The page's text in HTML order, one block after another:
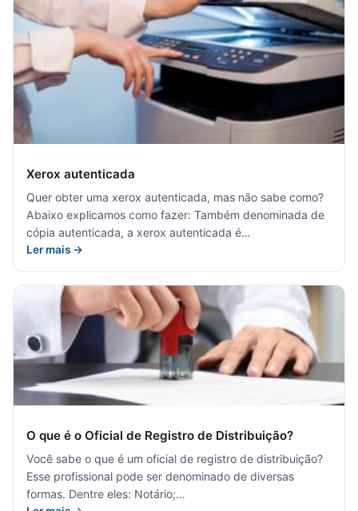
Xerox autenticada
Quer obter uma xerox autenticada, mas não sabe como?
Abaixo explicamos como fazer: Também denominada de
cópia autenticada, a xerox autenticada é…
Ler mais →
O que é o Oficial de Registro de Distribuição?
Você sabe o que é um oficial de registro de distribuição?
Esse profissional pode ser denominado de diversas
formas. Dentre eles: Notário;…